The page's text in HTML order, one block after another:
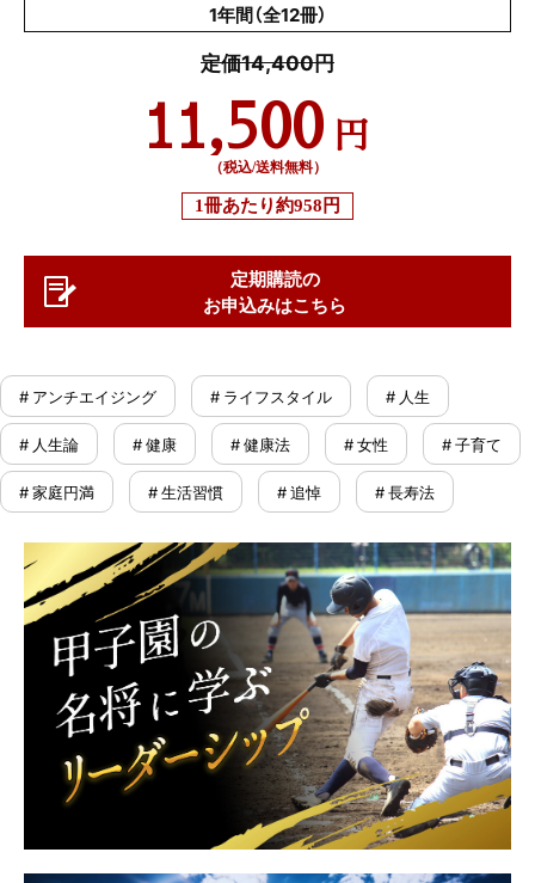
1年間（全12冊）
定価14,400円
11,500 円
（税込/送料無料）
1冊あたり約958円
定期購読の
お申込みはこちら
# アンチエイジング # ライフスタイル # 人生
# 人生論 # 健康 # 健康法 # 女性 # 子育て
# 家庭円満 # 生活習慣 # 追悼 # 長寿法